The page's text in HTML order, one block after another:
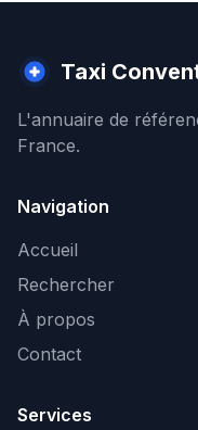
Taxi
L'annuaire de
France.
Navigation
Accueil
Rechercher
À propos
Contact
Services